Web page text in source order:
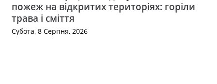
пожеж на відкритих територіях: горіли
трава і сміття
Субота, 8 Серпня, 2026